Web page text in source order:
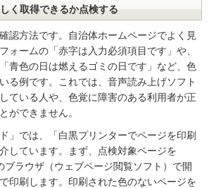
く取得できるか点検する
認方法です。自治体ホームページでよく見
ォームの「赤字は入力必須項目です」や、
青色の日は燃えるゴミの日です」など、色
る例です。これでは、音声読み上げソフト
ている人や、色覚に障害のある利用者が正
ができません。
」では、「白黒プリンターでページを印刷
しています。まず、点検対象ページを
ラウザ（ウェブページ閲覧ソフト）で開
印刷します。印刷された色のないページを